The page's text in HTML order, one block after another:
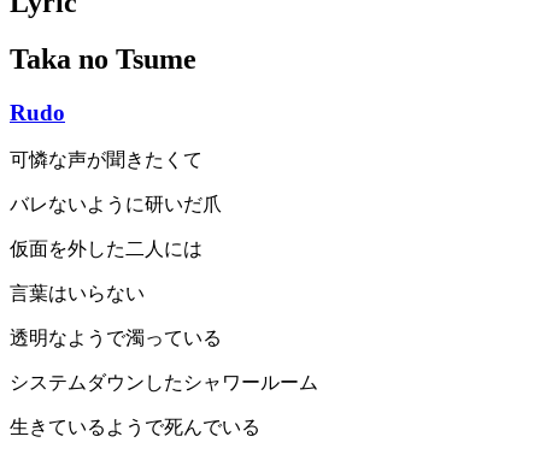
Taka no Tsume
Rudo
可憐な声が聞きたくて
バレないように研いだ爪
仮面を外した二人には
言葉はいらない
透明なようで濁っている
システムダウンしたシャワールーム
生きているようで死んでいる